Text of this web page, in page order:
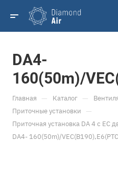
DA4-
160(50m)/
Главная — Каталог —
Приточные установки —
Приточная установка DA 4 с ЕС
DA4- 160(50m)/